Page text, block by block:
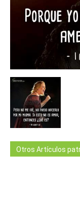
Otros Artículos